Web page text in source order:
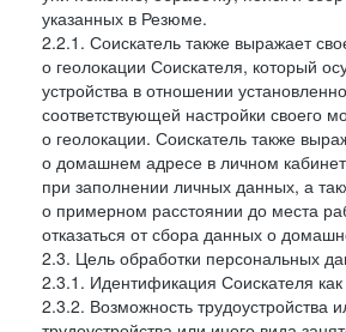
указанных в Резюме.
2.2.1. Соискатель также выражает
о геолокации Соискателя, который
устройства в отношении
соответствующей настройки своего
о геолокации. Соискатель также
о домашнем адресе в личном
при заполнении личных данных, а
о примерном расстоянии до места
отказаться от сбора данных о
2.3. Цель обработки персональных
2.3.1. Идентификация Соискателя
2.3.2. Возможность трудоустройства